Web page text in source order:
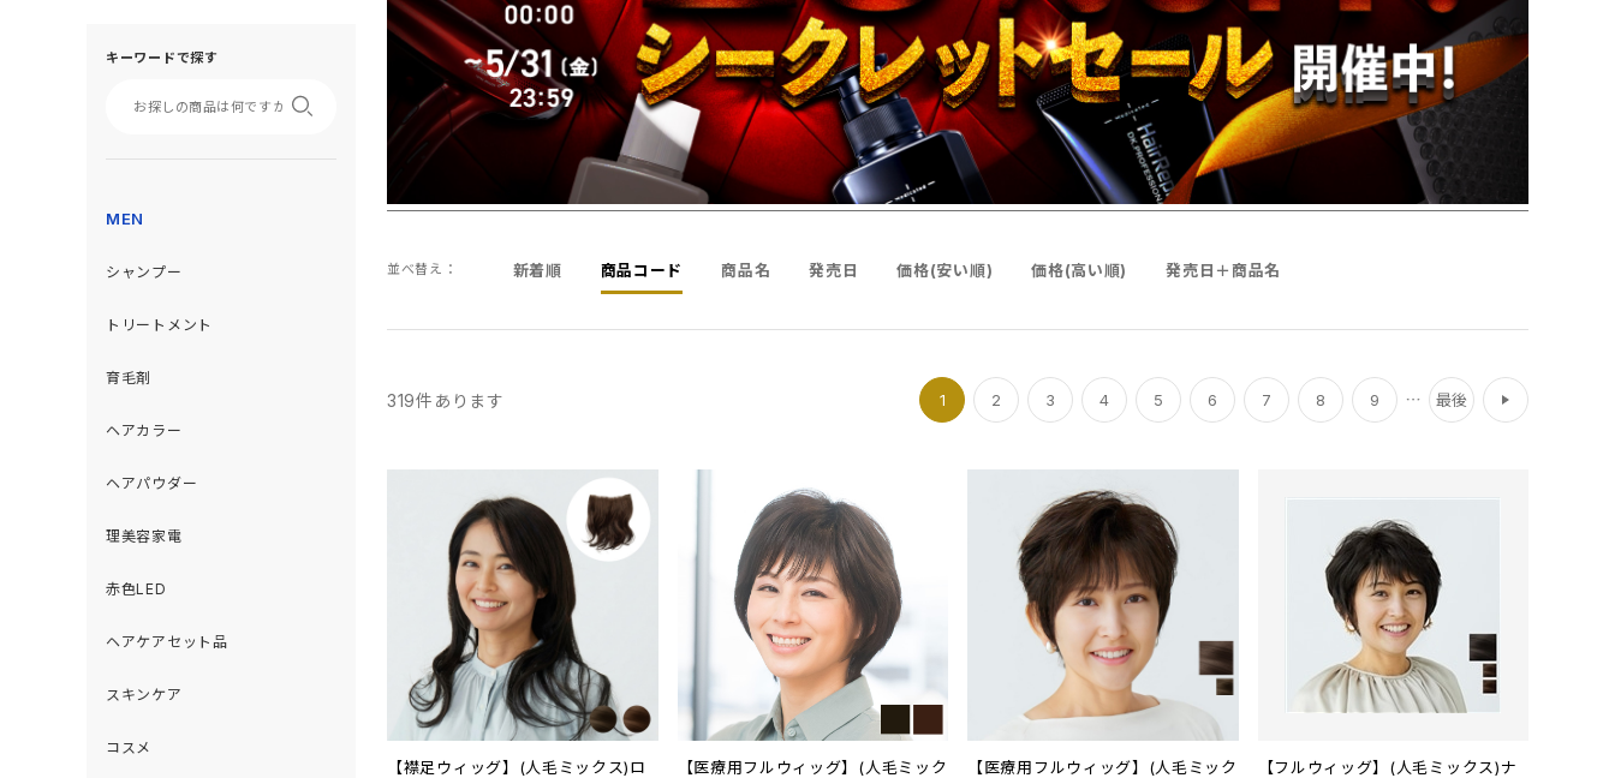
キーワードで探す
MEN
シャンプー
トリートメント
育毛剤
ヘアカラー
ヘアパウダー
理美容家電
赤色LED
ヘアケアセット品
スキンケア
コスメ
並べ替え： 新着順 商品コード 商品名 発売日 価格(安い順) 価格(高い順) 発売日＋商品名
319件あります 1 2 3 4 5 6 7 8 9 最後
【襟足ウィッグ】(人毛ミックス)ロ
【医療用フルウィッグ】(人毛ミック
【医療用フルウィッグ】(人毛ミック
【フルウィッグ】(人毛ミックス)ナ